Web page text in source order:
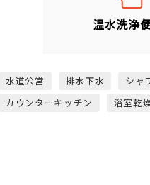
温水洗浄
水道公営 排水下水 シャ
カウンターキッチン
浴室乾